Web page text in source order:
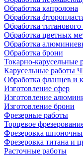
Обработка капролона
Обработка
Обработка титанового
Обработка цветных
Обработка
Обработка брони
Токарно-карусельные
Карусельные работы
Обработка фланцев и
Изготовление сфер
Изготовление
Изготовление брони
Фрезерные работы
Торцевое
Фрезеровка
Фрезеровка титана и
Расточные работы